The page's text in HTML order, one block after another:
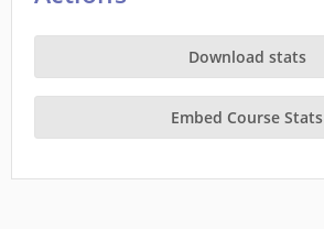
Download stats
Embed Course Stats